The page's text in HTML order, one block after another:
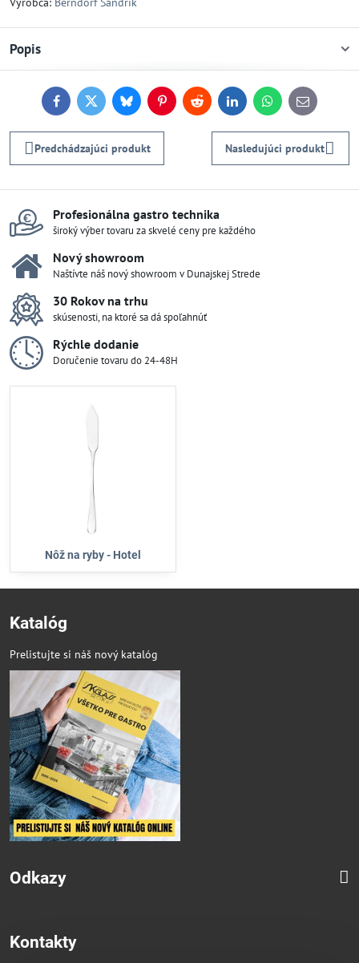
Popis
FacebookTwitterBlueskyPinterestReddit LinkedInWhatsApp
E-
mail
Predchádzajúci produkt Nasledujúci produkt
Profesionálna gastro technika
široký výber tovaru za skvelé ceny pre každého
Nový showroom
Naštívte náš nový showroom v Dunajskej Strede
30 Rokov na trhu
skúsenosti, na ktoré sa dá spoľahnúť
Rýchle dodanie
Doručenie tovaru do 24-48H
Nôž na ryby - Hotel
Katalóg
Prelistujte si náš nový katalóg
Odkazy
Kontakty